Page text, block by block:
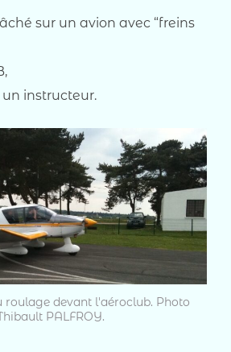
sur un avion avec “freins
instructeur.
roulage devant l'aéroclub. Photo
PALFROY.